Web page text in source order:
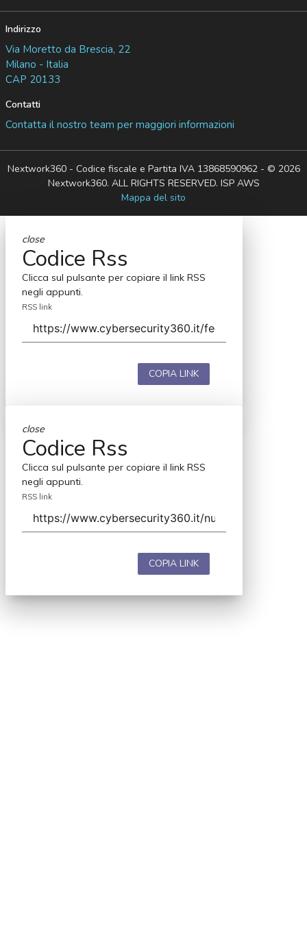
Indirizzo
Via Moretto da Brescia, 22
Milano - Italia
CAP 20133
Contatti
Contatta il nostro team per maggiori informazioni
Nextwork360 - Codice fiscale e Partita IVA 13868590962 - © 2026
Nextwork360. ALL RIGHTS RESERVED. ISP AWS
Mappa del sito
close
Codice Rss
Clicca sul pulsante per copiare il link RSS
negli appunti.
RSS link
COPIA LINK
close
Codice Rss
Clicca sul pulsante per copiare il link RSS
negli appunti.
RSS link
COPIA LINK